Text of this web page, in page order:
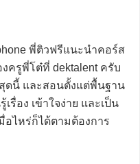
พี่ติวฟรีแนะนำคอร์ส
ครูพี่โต๋ที่ dektalent ครับ
ดนี้ และสอนตั้งแต่พื้นฐาน
เรื่อง เข้าใจง่าย และเป็น
อไหร่ก็ได้ตามต้องการ